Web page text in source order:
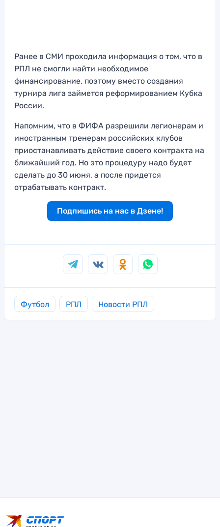
Ранее в СМИ проходила информация о том, что в
РПЛ не смогли найти необходимое
финансирование, поэтому вместо создания
турнира лига займется реформированием Кубка
России.
Напомним, что в ФИФА разрешили легионерам и
иностранным тренерам российских клубов
приостанавливать действие своего контракта на
ближайший год. Но это процедуру надо будет
сделать до 30 июня, а после придется
отрабатывать контракт.
Подпишись на нас в Дзене!
Футбол РПЛ Новости РПЛ